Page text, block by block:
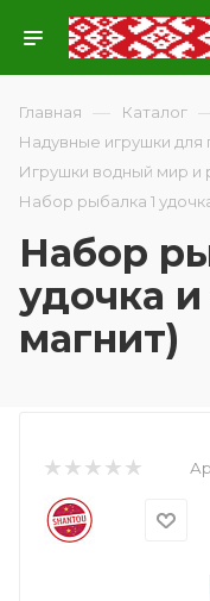
Главная — Каталог
Надувные игрушки для
Игрушки водный мир и
Набор рыбалка 1
Набор
удочка
магнит)